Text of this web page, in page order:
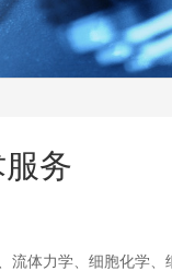
务
流体力学、细胞化学